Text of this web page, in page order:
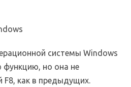
системы Windows
функцию, но она не
F8, как в предыдущих.